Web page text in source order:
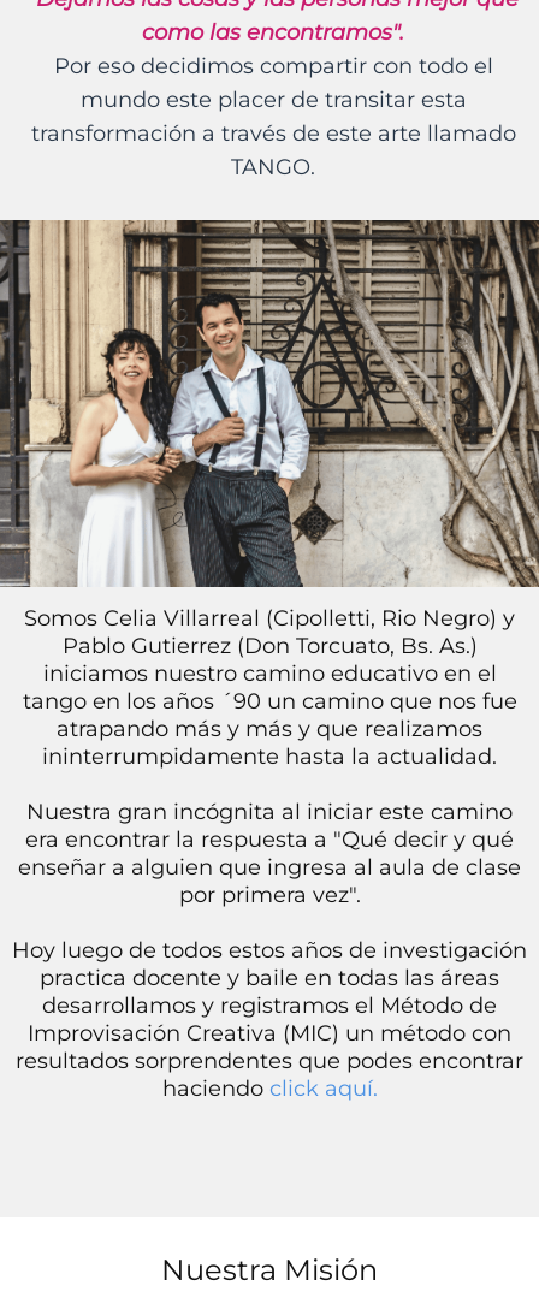
como las encontramos".
Por eso decidimos compartir con todo el
mundo este placer de transitar esta
transformación a través de este arte llamado
TANGO.
Somos Celia Villarreal (Cipolletti, Rio Negro) y
Pablo Gutierrez (Don Torcuato, Bs. As.)
iniciamos nuestro camino educativo en el
tango en los años ´90 un camino que nos fue
atrapando más y más y que realizamos
ininterrumpidamente hasta la actualidad.
Nuestra gran incógnita al iniciar este camino
era encontrar la respuesta a "Qué decir y qué
enseñar a alguien que ingresa al aula de clase
por primera vez".
Hoy luego de todos estos años de investigación
practica docente y baile en todas las áreas
desarrollamos y registramos el Método de
Improvisación Creativa (MIC) un método con
resultados sorprendentes que podes encontrar
haciendo click aquí.
Nuestra Misión